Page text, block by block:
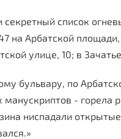
секретный список
Арбатской
улице, 10; в
бульвару, по
- горела
ниспадали